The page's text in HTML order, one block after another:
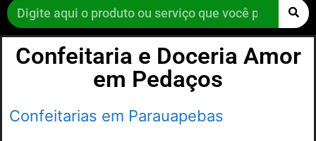
Confeitaria e Doceria Amor
em Pedaços
Confeitarias em Parauapebas